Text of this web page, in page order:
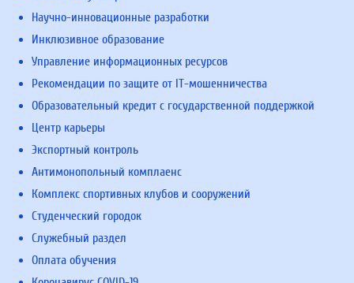
Научно-инновационные разработки
Инклюзивное образование
Управление информационных ресурсов
Рекомендации по защите от IT-мошенничества
Образовательный кредит с государственной поддержкой
Центр карьеры
Экспортный контроль
Антимонопольный комплаенс
Комплекс спортивных клубов и сооружений
Студенческий городок
Служебный раздел
Оплата обучения